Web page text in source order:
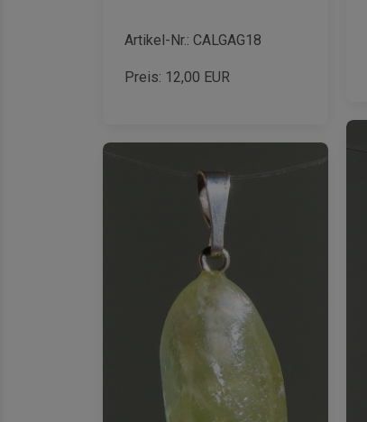
Artikel-Nr.: CALGAG18
Preis: 12,00 EUR